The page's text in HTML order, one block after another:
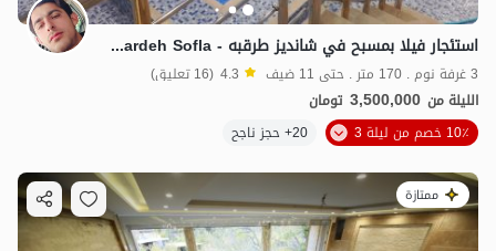
استئجار فيلا بمسبح في شاندیز طرقبه - Abardeh Sofla
3 غرفة نوم . 170 متر . حتى 11 ضيف 4.3 (16 تعليق)
الليلة من 3,500,000 تومان
10٪ خصم من ليلة 3
20+ حجز ناجح
ممتازة